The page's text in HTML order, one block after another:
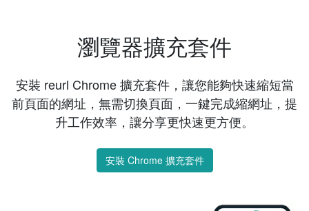
瀏覽器擴充套件
安裝 reurl Chrome 擴充套件，讓您能夠快速縮短當
前頁面的網址，無需切換頁面，一鍵完成縮網址，提
升工作效率，讓分享更快速更方便。
安裝 Chrome 擴充套件